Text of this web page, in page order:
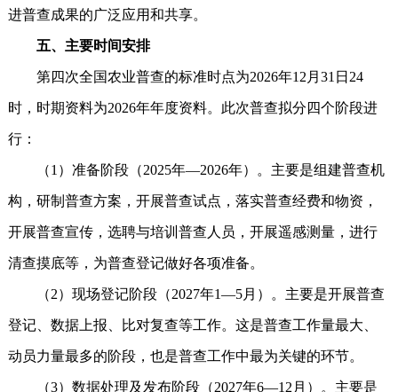
进普查成果的广泛应用和共享。
五、主要时间安排
第四次全国农业普查的标准时点为2026年12月31日24
时，时期资料为2026年年度资料。此次普查拟分四个阶段进
行：
（1）准备阶段（2025年—2026年）。主要是组建普查机
构，研制普查方案，开展普查试点，落实普查经费和物资，
开展普查宣传，选聘与培训普查人员，开展遥感测量，进行
清查摸底等，为普查登记做好各项准备。
（2）现场登记阶段（2027年1—5月）。主要是开展普查
登记、数据上报、比对复查等工作。这是普查工作量最大、
动员力量最多的阶段，也是普查工作中最为关键的环节。
（3）数据处理及发布阶段（2027年6—12月）。主要是